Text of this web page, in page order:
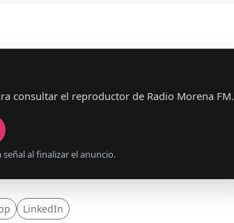
consultar el reproductor de Radio Morena FM.
al finalizar el anuncio.
LinkedIn